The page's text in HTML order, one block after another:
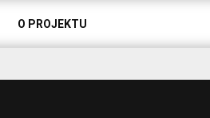
O PROJEKTU